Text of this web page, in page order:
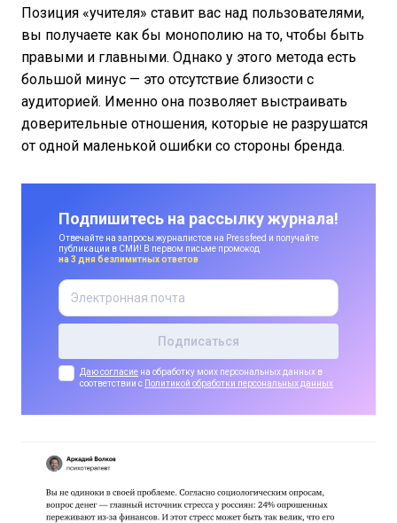
Позиция «учителя» ставит вас над пользователями,
вы получаете как бы монополию на то, чтобы быть
правыми и главными. Однако у этого метода есть
большой минус — это отсутствие близости с
аудиторией. Именно она позволяет выстраивать
доверительные отношения, которые не разрушатся
от одной маленькой ошибки со стороны бренда.
Подпишитесь на рассылку журнала!
Отвечайте на запросы журналистов на Pressfeed и получайте
публикации в СМИ! В первом письме промокод
на 3 дня безлимитных ответов
Даю согласие на обработку моих персональных данных в
соответствии с Политикой обработки персональных данных